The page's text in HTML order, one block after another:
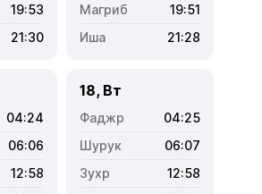
19:53
21:30
19:51
21:28
04:24
06:06
12:58
18, Вт
04:25
06:07
12:58